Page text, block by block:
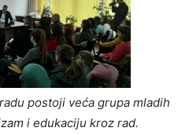
postoji veća grupa mladih
i edukaciju kroz rad.